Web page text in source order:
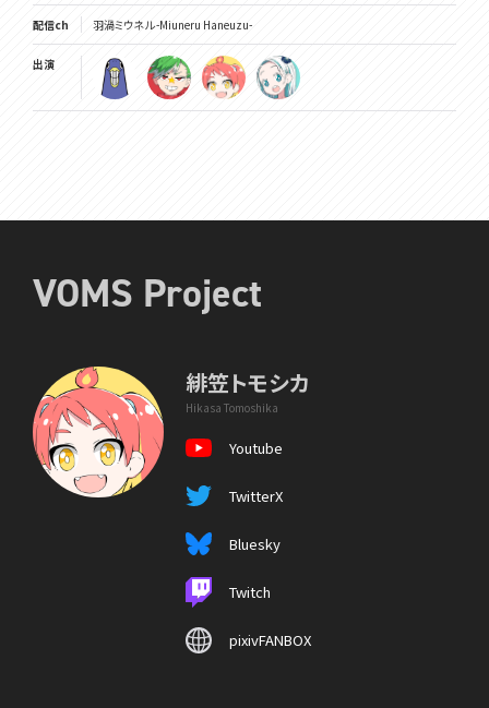
配信ch 羽渦ミウネル -Miuneru Haneuzu-
出演
VOMS Project
緋笠トモシカ
Hikasa Tomoshika
Youtube
TwitterX
Bluesky
Twitch
pixivFANBOX